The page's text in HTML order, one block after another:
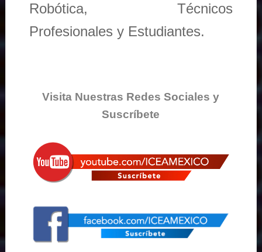
Robótica, Técnicos
Profesionales y Estudiantes.
Visita Nuestras Redes Sociales y
Suscríbete